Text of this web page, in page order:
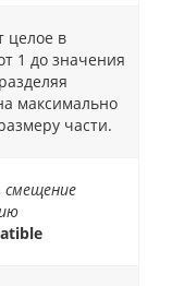
целое в
1 до значения
максимально
части.
смещение